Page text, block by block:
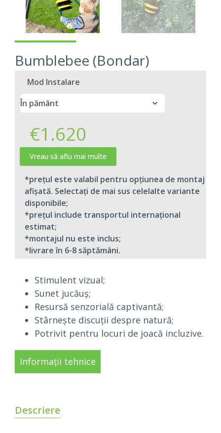
Bumblebee (Bondar)
Mod Instalare
€1.620
Vreau să aflu mai multe
*prețul este valabil pentru opțiunea de montaj
afișată. Selectați de mai sus celelalte variante
disponibile;
*prețul include transportul internațional
estimat;​
*montajul nu este inclus;​
*livrare în 6-8 săptămâni.
Stimulent vizual;
Sunet jucăuș;
Resursă senzorială captivantă;
Stârnește discuții despre natură;
Potrivit pentru locuri de joacă incluzive.
Informații tehnice
Descriere